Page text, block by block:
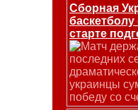
Сборная
старте
Матч
последних
украинцы
победу со